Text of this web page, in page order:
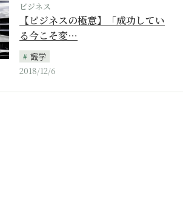
ビジネス
【ビジネスの極意】「成功してい
る今こそ変…
識学
2018/12/6